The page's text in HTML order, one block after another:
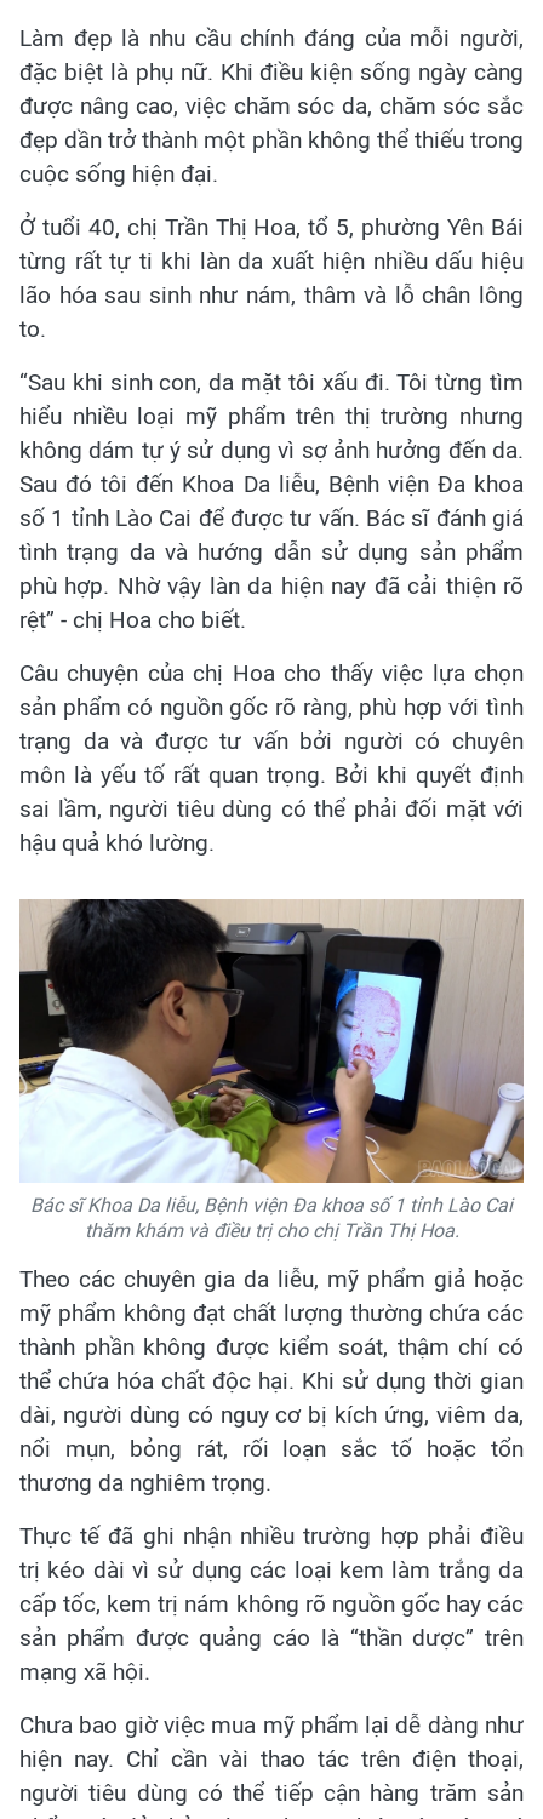
Làm đẹp là nhu cầu chính đáng của mỗi người,
đặc biệt là phụ nữ. Khi điều kiện sống ngày càng
được nâng cao, việc chăm sóc da, chăm sóc sắc
đẹp dần trở thành một phần không thể thiếu trong
cuộc sống hiện đại.
Ở tuổi 40, chị Trần Thị Hoa, tổ 5, phường Yên Bái
từng rất tự ti khi làn da xuất hiện nhiều dấu hiệu
lão hóa sau sinh như nám, thâm và lỗ chân lông
to.
“Sau khi sinh con, da mặt tôi xấu đi. Tôi từng tìm
hiểu nhiều loại mỹ phẩm trên thị trường nhưng
không dám tự ý sử dụng vì sợ ảnh hưởng đến da.
Sau đó tôi đến Khoa Da liễu, Bệnh viện Đa khoa
số 1 tỉnh Lào Cai để được tư vấn. Bác sĩ đánh giá
tình trạng da và hướng dẫn sử dụng sản phẩm
phù hợp. Nhờ vậy làn da hiện nay đã cải thiện rõ
rệt” - chị Hoa cho biết.
Câu chuyện của chị Hoa cho thấy việc lựa chọn
sản phẩm có nguồn gốc rõ ràng, phù hợp với tình
trạng da và được tư vấn bởi người có chuyên
môn là yếu tố rất quan trọng. Bởi khi quyết định
sai lầm, người tiêu dùng có thể phải đối mặt với
hậu quả khó lường.
Bác sĩ Khoa Da liễu, Bệnh viện Đa khoa số 1 tỉnh Lào Cai
thăm khám và điều trị cho chị Trần Thị Hoa.
Theo các chuyên gia da liễu, mỹ phẩm giả hoặc
mỹ phẩm không đạt chất lượng thường chứa các
thành phần không được kiểm soát, thậm chí có
thể chứa hóa chất độc hại. Khi sử dụng thời gian
dài, người dùng có nguy cơ bị kích ứng, viêm da,
nổi mụn, bỏng rát, rối loạn sắc tố hoặc tổn
thương da nghiêm trọng.
Thực tế đã ghi nhận nhiều trường hợp phải điều
trị kéo dài vì sử dụng các loại kem làm trắng da
cấp tốc, kem trị nám không rõ nguồn gốc hay các
sản phẩm được quảng cáo là “thần dược” trên
mạng xã hội.
Chưa bao giờ việc mua mỹ phẩm lại dễ dàng như
hiện nay. Chỉ cần vài thao tác trên điện thoại,
người tiêu dùng có thể tiếp cận hàng trăm sản